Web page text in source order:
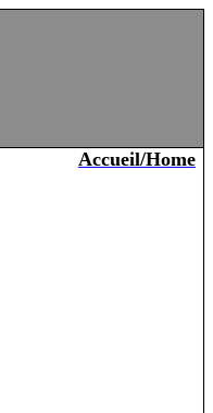
Accueil/Home